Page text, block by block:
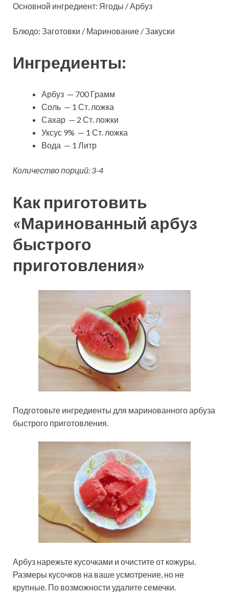
Основной ингредиент: Ягоды / Арбуз
Блюдо: Заготовки / Маринование / Закуски
Ингредиенты:
Арбуз — 700 Грамм
Соль — 1 Ст. ложка
Сахар — 2 Ст. ложки
Уксус 9% — 1 Ст. ложка
Вода — 1 Литр
Количество порций: 3-4
Как приготовить
«Маринованный арбуз
быстрого
приготовления»
Подготовьте ингредиенты для маринованного арбуза
быстрого приготовления.
Арбуз нарежьте кусочками и очистите от кожуры.
Размеры кусочков на ваше усмотрение, но не
крупные. По возможности удалите семечки.